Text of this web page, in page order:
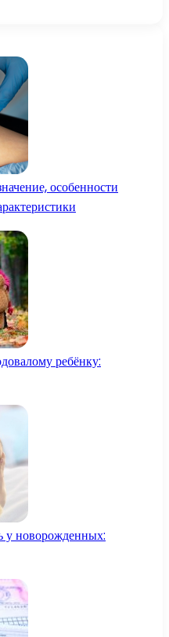
особенности
ребёнку:
у новорожденных: